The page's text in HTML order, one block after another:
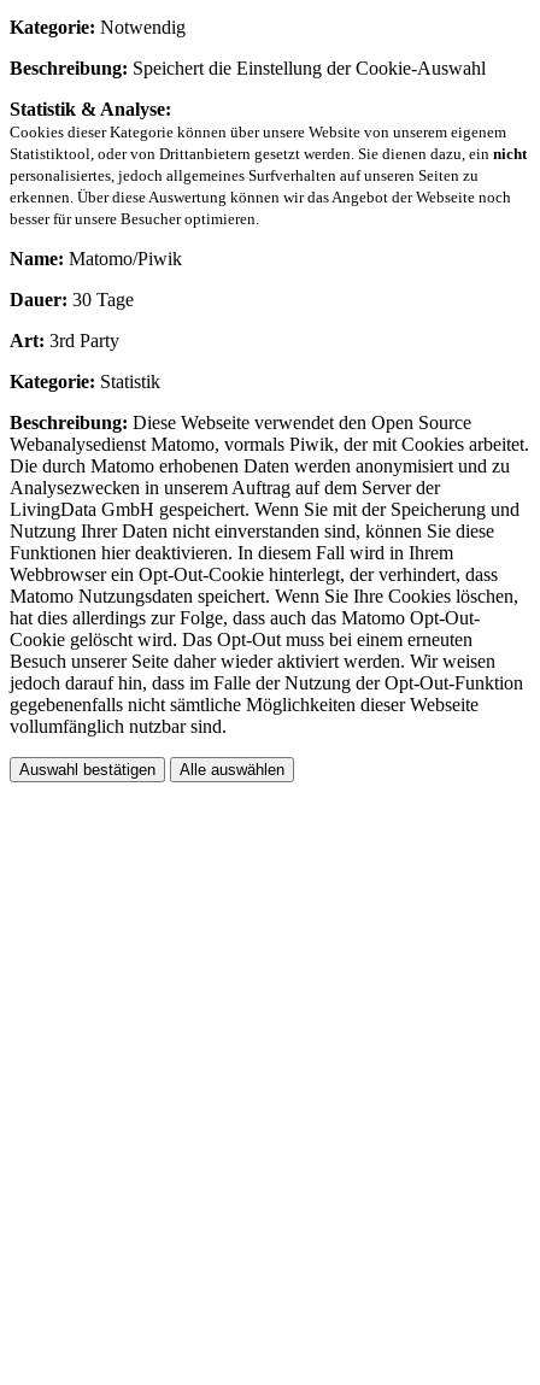
Kategorie: Notwendig
Beschreibung: Speichert die Einstellung der Cookie-Auswahl
Statistik & Analyse:
Cookies dieser Kategorie können über unsere Website von unserem eigenem
Statistiktool, oder von Drittanbietern gesetzt werden. Sie dienen dazu, ein nicht
personalisiertes, jedoch allgemeines Surfverhalten auf unseren Seiten zu
erkennen. Über diese Auswertung können wir das Angebot der Webseite noch
besser für unsere Besucher optimieren.
Name: Matomo/Piwik
Dauer: 30 Tage
Art: 3rd Party
Kategorie: Statistik
Beschreibung: Diese Webseite verwendet den Open Source
Webanalysedienst Matomo, vormals Piwik, der mit Cookies arbeitet.
Die durch Matomo erhobenen Daten werden anonymisiert und zu
Analysezwecken in unserem Auftrag auf dem Server der
LivingData GmbH gespeichert. Wenn Sie mit der Speicherung und
Nutzung Ihrer Daten nicht einverstanden sind, können Sie diese
Funktionen hier deaktivieren. In diesem Fall wird in Ihrem
Webbrowser ein Opt-Out-Cookie hinterlegt, der verhindert, dass
Matomo Nutzungsdaten speichert. Wenn Sie Ihre Cookies löschen,
hat dies allerdings zur Folge, dass auch das Matomo Opt-Out-
Cookie gelöscht wird. Das Opt-Out muss bei einem erneuten
Besuch unserer Seite daher wieder aktiviert werden. Wir weisen
jedoch darauf hin, dass im Falle der Nutzung der Opt-Out-Funktion
gegebenenfalls nicht sämtliche Möglichkeiten dieser Webseite
vollumfänglich nutzbar sind.
Auswahl bestätigen Alle auswählen